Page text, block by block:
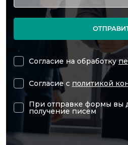
Согласие на обработку
Согласие с политикой
При отправке формы вы
получение писем